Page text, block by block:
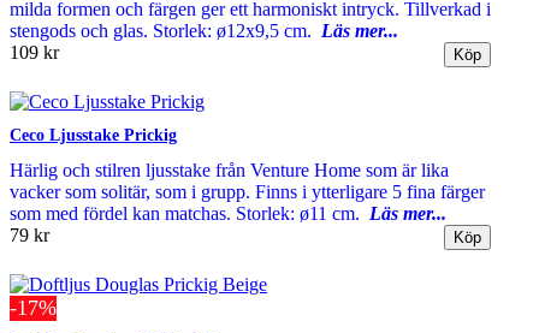
milda formen och färgen ger ett harmoniskt intryck. Tillverkad i
stengods och glas. Storlek: ø12x9,5 cm. Läs mer...
109 kr
Ceco Ljusstake Prickig
Härlig och stilren ljusstake från Venture Home som är lika
vacker som solitär, som i grupp. Finns i ytterligare 5 fina färger
som med fördel kan matchas. Storlek: ø11 cm. Läs mer...
79 kr
-17%